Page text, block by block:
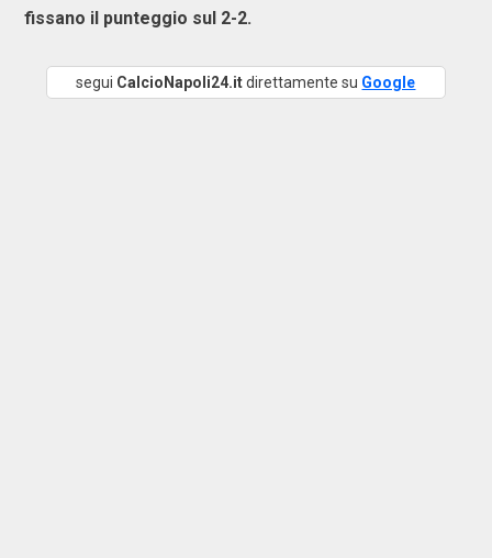
fissano il punteggio sul 2-2.
segui CalcioNapoli24.itdirettamente su Google